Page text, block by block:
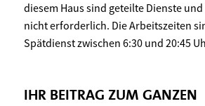
diesem Haus sind geteilte Dienste
nicht erforderlich. Die Arbeitszeiten
Spätdienst zwischen 6:30 und 20:45
IHR BEITRAG ZUM GANZEN